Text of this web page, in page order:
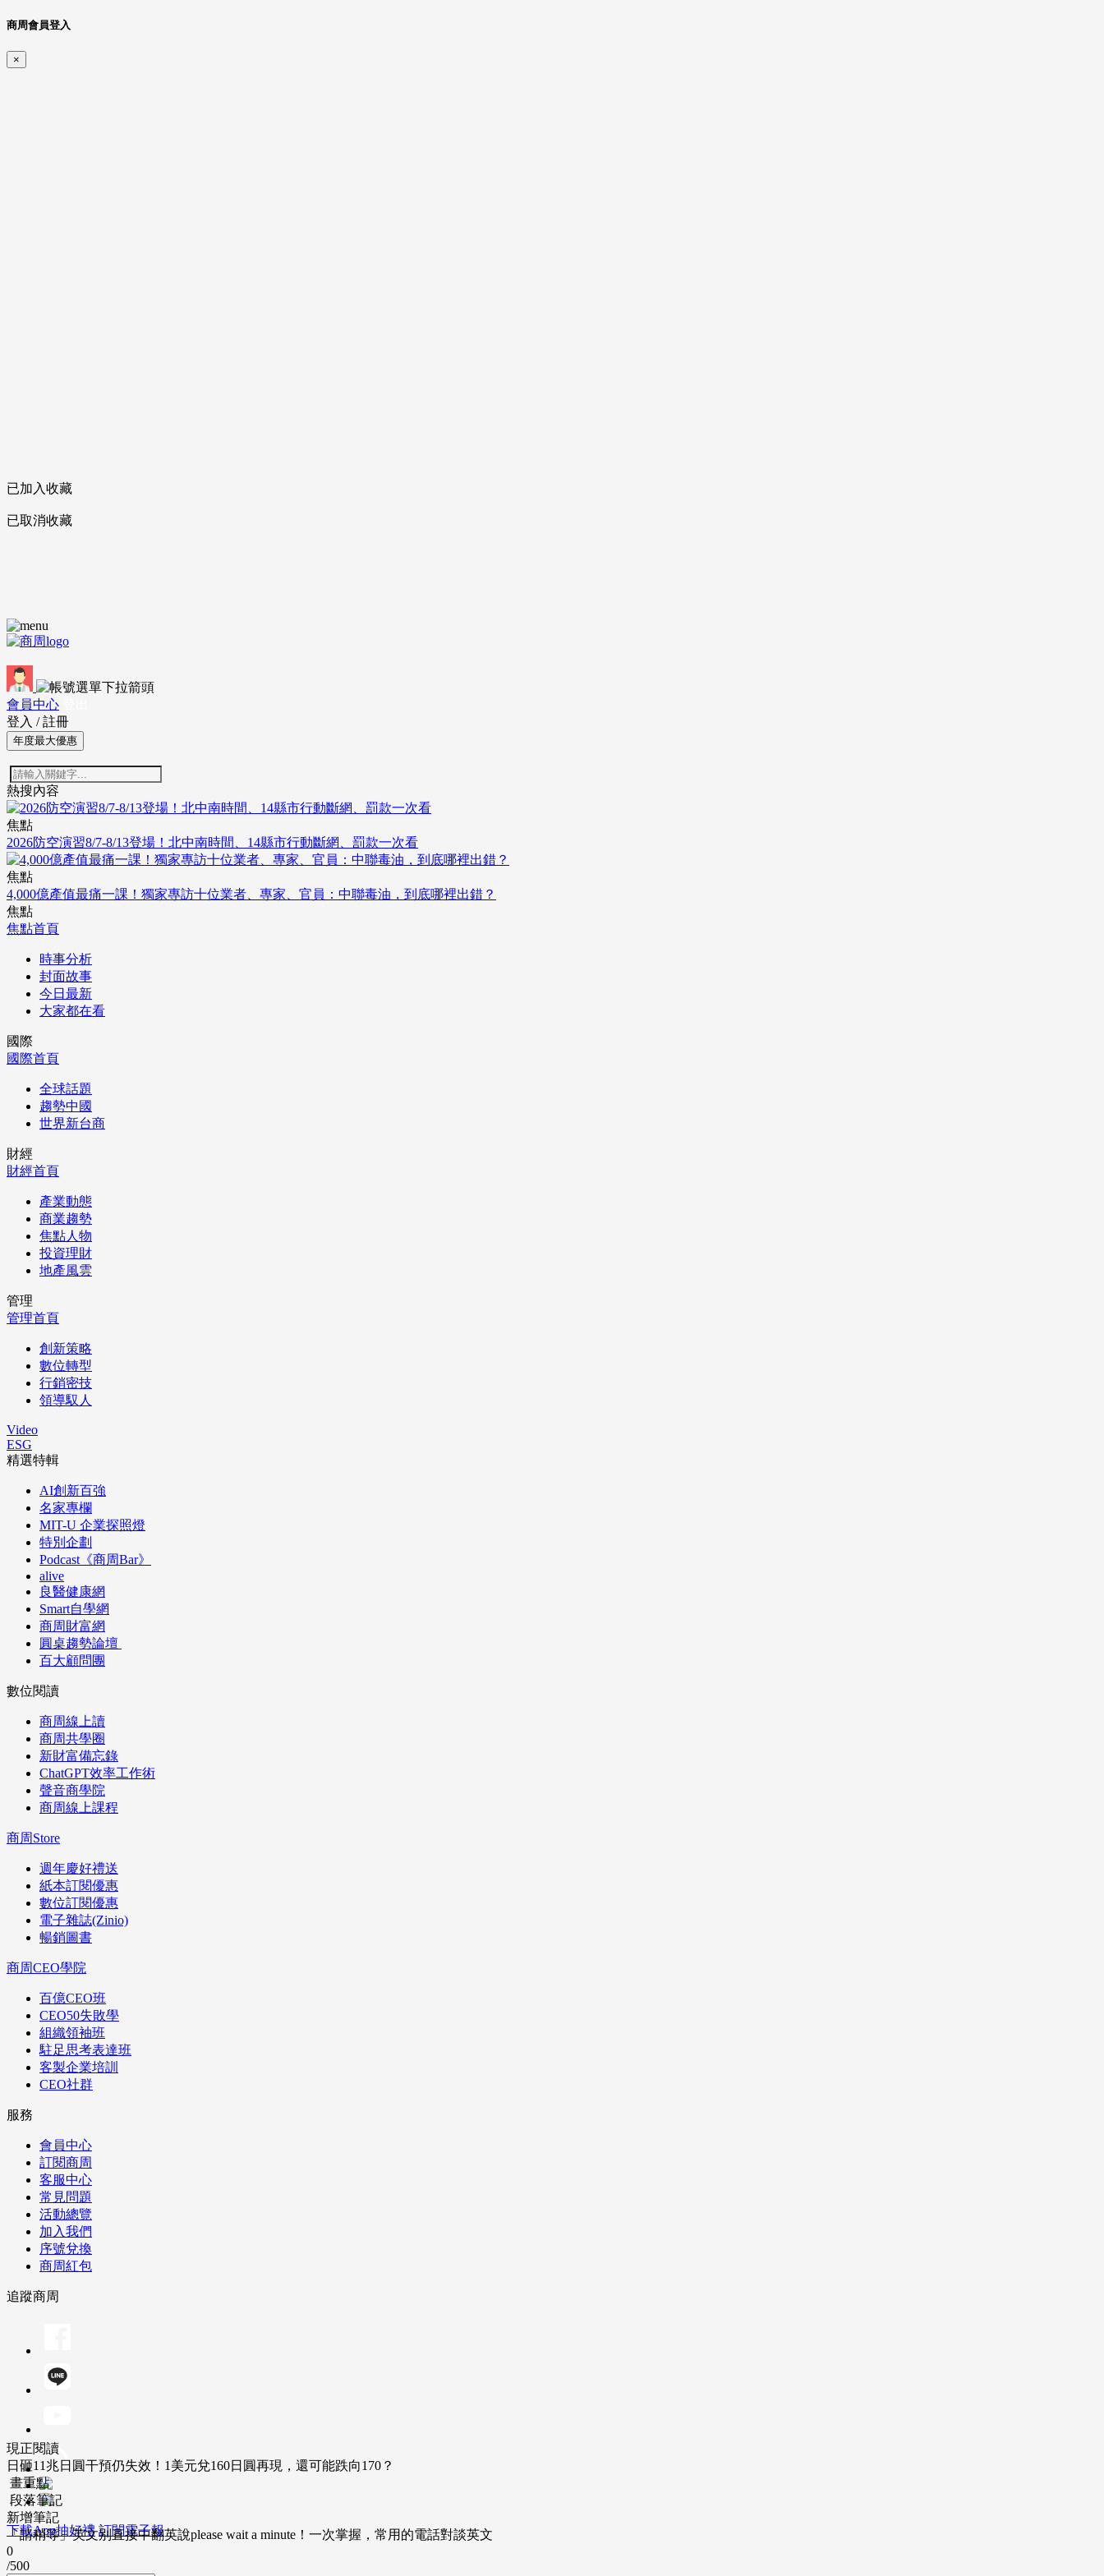
商周會員登入
×
已加入收藏
已取消收藏
會員中心
登入 / 註冊
年度最大優惠
熱搜內容
焦點
2026防空演習8/7-8/13登場！北中南時間、14縣市行動斷網、罰款一次看
焦點
4,000億產值最痛一課！獨家專訪十位業者、專家、官員：中聯毒油，到底哪裡出錯？
焦點
焦點首頁
時事分析
封面故事
今日最新
大家都在看
國際
國際首頁
全球話題
趨勢中國
世界新台商
財經
財經首頁
產業動態
商業趨勢
焦點人物
投資理財
地產風雲
管理
管理首頁
創新策略
數位轉型
行銷密技
領導馭人
Video
ESG
精選特輯
AI創新百強
名家專欄
MIT-U 企業探照燈
特別企劃
Podcast《商周Bar》
alive
良醫健康網
Smart自學網
商周財富網
圓桌趨勢論壇
百大顧問團
數位閱讀
商周線上讀
商周共學圈
新財富備忘錄
ChatGPT效率工作術
聲音商學院
商周線上課程
商周Store
週年慶好禮送
紙本訂閱優惠
數位訂閱優惠
電子雜誌(Zinio)
暢銷圖書
商周CEO學院
百億CEO班
CEO50失敗學
組織領袖班
駐足思考表達班
客製企業培訓
CEO社群
服務
會員中心
訂閱商周
客服中心
常見問題
活動總覽
加入我們
序號兌換
商周紅包
追蹤商周
下載App抽好禮 訂閱電子報
現正閱讀
日砸11兆日圓干預仍失效！1美元兌160日圓再現，還可能跌向170？
畫重點
段落筆記
新增筆記
「請稍等」英文別直接中翻英說please wait a minute！一次掌握，常用的電話對談英文
0
/500